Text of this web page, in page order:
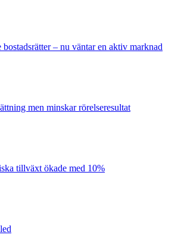
– nu väntar en aktiv marknad
men minskar rörelseresultat
tillväxt ökade med 10%